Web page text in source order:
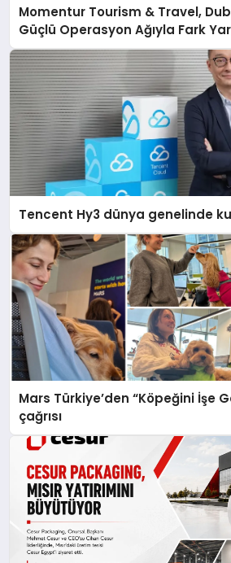
Momentur Tourism & Travel,
Güçlü Operasyon Ağıyla Fark
Tencent Hy3 dünya genelinde
Mars Türkiye’den “Köpeğini İşe
çağrısı